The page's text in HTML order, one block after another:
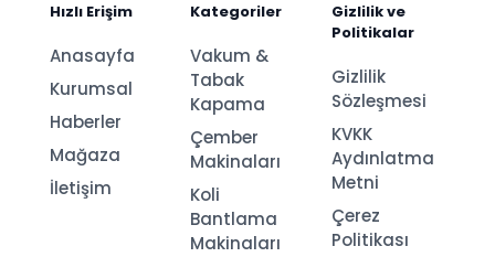
Hızlı Erişim
Anasayfa
Kurumsal
Haberler
Mağaza
İletişim
Kategoriler
Vakum &
Tabak
Kapama
Çember
Makinaları
Koli
Bantlama
Makinaları
Gizlilik ve
Politikalar
Gizlilik
Sözleşmesi
KVKK
Aydınlatma
Metni
Çerez
Politikası